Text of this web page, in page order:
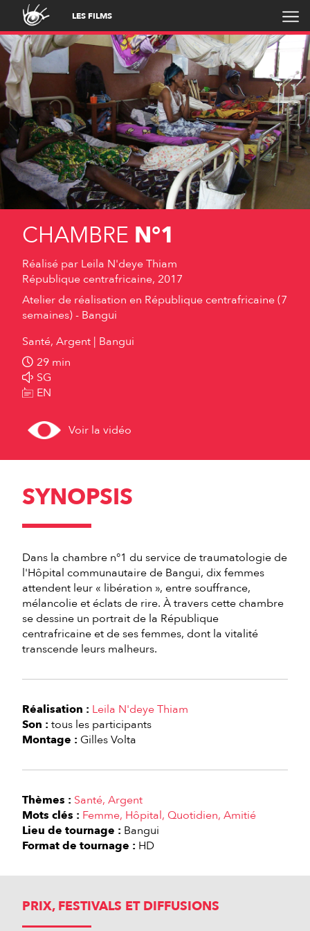
LES FILMS
CHAMBRE N°1
Réalisé par Leila N'deye Thiam
République centrafricaine, 2017
Atelier de réalisation en République centrafricaine (7
semaines) - Bangui
Santé, Argent Bangui
29 min
SG
EN
Voir la vidéo
SYNOPSIS
Dans la chambre n°1 du service de traumatologie de
l'Hôpital communautaire de Bangui, dix femmes
attendent leur « libération », entre souffrance,
mélancolie et éclats de rire. À travers cette chambre
se dessine un portrait de la République
centrafricaine et de ses femmes, dont la vitalité
transcende leurs malheurs.
Réalisation : Leila N'deye Thiam
Son : tous les participants
Montage : Gilles Volta
Thèmes : Santé Argent
Mots clés : Femme Hôpital Quotidien Amitié
Lieu de tournage : Bangui
Format de tournage : HD
PRIX, FESTIVALS ET DIFFUSIONS